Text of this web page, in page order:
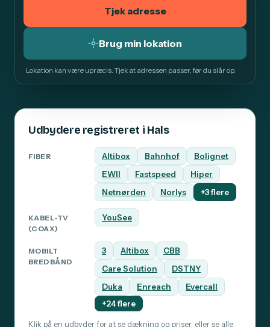
Tjek adresse
Brug min lokation
Lokation kan være upræcis. Tjek at adressen passer, før du slår op.
Udbydere registreret i Hals
FIBER Altibox Bahnhof
Bolignet
EWII
Fastspeed
Hiper
Netnørden
Norlys +3 flere
KABEL-TV
(COAX)
YouSee
MOBILT
BREDBÅND
3 Altibox
CBB
Care Solution
DSTNY
Duka
Enreach
Evercall
+24 flere
Klik på en udbyder for at se dækning og priser, eller se alle